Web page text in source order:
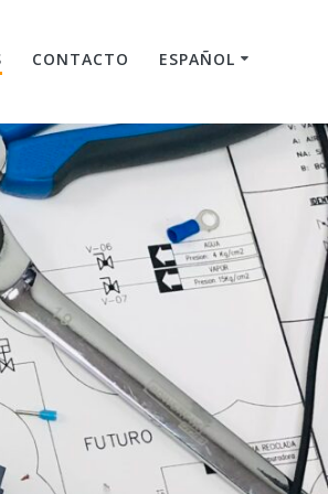
CONTACTO ESPAÑOL